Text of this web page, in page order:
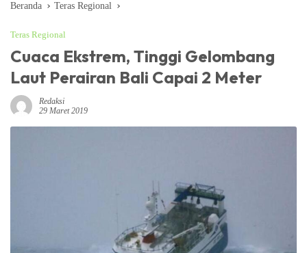
Beranda Teras Regional
Teras Regional
Cuaca Ekstrem, Tinggi Gelombang
Laut Perairan Bali Capai 2 Meter
Redaksi
29 Maret 2019